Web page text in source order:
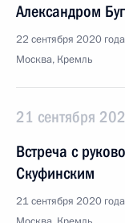
Александром
22 сентября 2020
Москва, Кремль
21 сентября
Встреча с
Скуфинским
21 сентября 2020